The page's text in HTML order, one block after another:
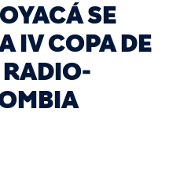
SE
IV COPA DE